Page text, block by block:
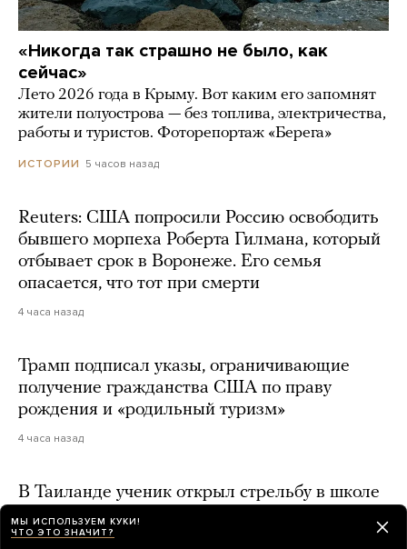
«Никогда так страшно не было, как
сейчас»
Лето 2026 года в Крыму. Вот каким его запомнят
жители полуострова — без топлива, электричества,
работы и туристов. Фоторепортаж «Берега»
ИСТОРИИ 5 часов назад
Reuters: США попросили Россию освободить
бывшего морпеха Роберта Гилмана, который
отбывает срок в Воронеже. Его семья
опасается, что тот при смерти
4 часа назад
Трамп подписал указы, ограничивающие
получение гражданства США по праву
рождения и «родильный туризм»
4 часа назад
В Таиланде ученик открыл стрельбу в школе
и убил шесть человек. Еще 15 ранены
МЫ ИСПОЛЬЗУЕМ КУКИ!
ЧТО ЭТО ЗНАЧИТ?